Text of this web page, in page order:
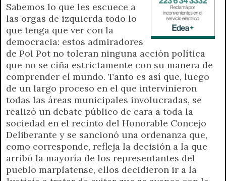
Sabemos lo que les escuece a
las orgas de izquierda todo lo
que tenga que ver con la
democracia: estos admiradores
de Pol Pot no toleran ninguna acción política
que no se ciña estrictamente con su manera de
comprender el mundo. Tanto es así que, luego
de un largo proceso en el que intervinieron
todas las áreas municipales involucradas, se
realizó un debate público de cara a toda la
sociedad en el recinto del Honorable Concejo
Deliberante y se sancionó una ordenanza que,
como corresponde, refleja la decisión a la que
arribó la mayoría de los representantes del
pueblo marplatense, ellos decidieron ir a la